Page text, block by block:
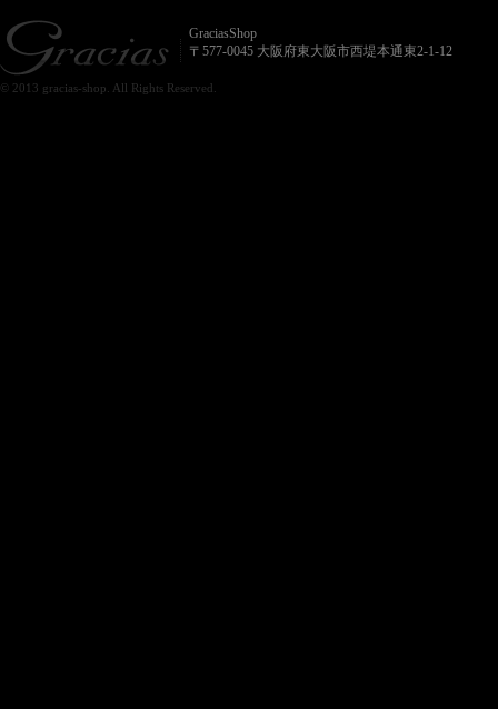
GraciasShop
〒577-0045 大阪府東大阪市西堤本通東2-1-12
© 2013 gracias-shop. All Rights Reserved.